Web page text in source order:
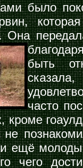
было
Она
быть
часто
кроме
ещё
чего